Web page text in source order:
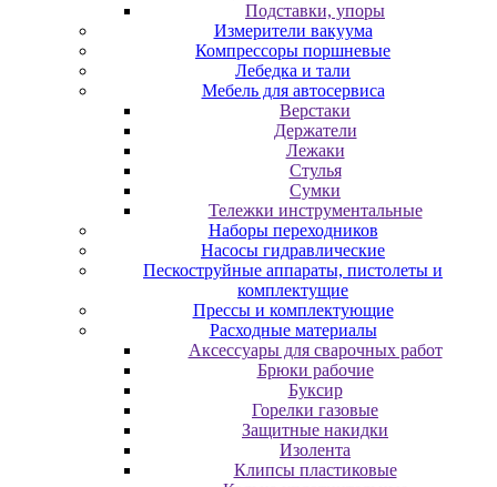
Подставки, упоры
Измерители вакуума
Компрессоры поршневые
Лебедка и тали
Мебель для автосервиса
Верстаки
Держатели
Лежаки
Стулья
Сумки
Тележки инструментальные
Наборы переходников
Насосы гидравлические
Пескоструйные аппараты, пистолеты и
комплектущие
Прессы и комплектующие
Расходные материалы
Аксессуары для сварочных работ
Брюки рабочие
Буксир
Горелки газовые
Защитные накидки
Изолента
Клипсы пластиковые